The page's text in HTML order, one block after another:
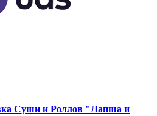
Суши и Роллов "Лапша и